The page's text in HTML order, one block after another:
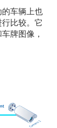
车辆上也
比较。它
牌图像，